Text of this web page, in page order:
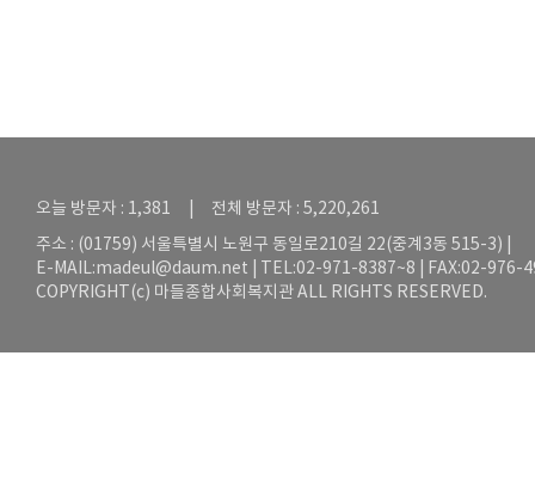
오늘 방문자 : 1,381 | 전체 방문자 : 5,220,261
주소 : (01759) 서울특별시 노원구 동일로210길 22(중계3동 515-3) |
E-MAIL:madeul@daum.net | TEL:02-971-8387~8 | FAX:02-976-
COPYRIGHT(c) 마들종합사회복지관 ALL RIGHTS RESERVED.